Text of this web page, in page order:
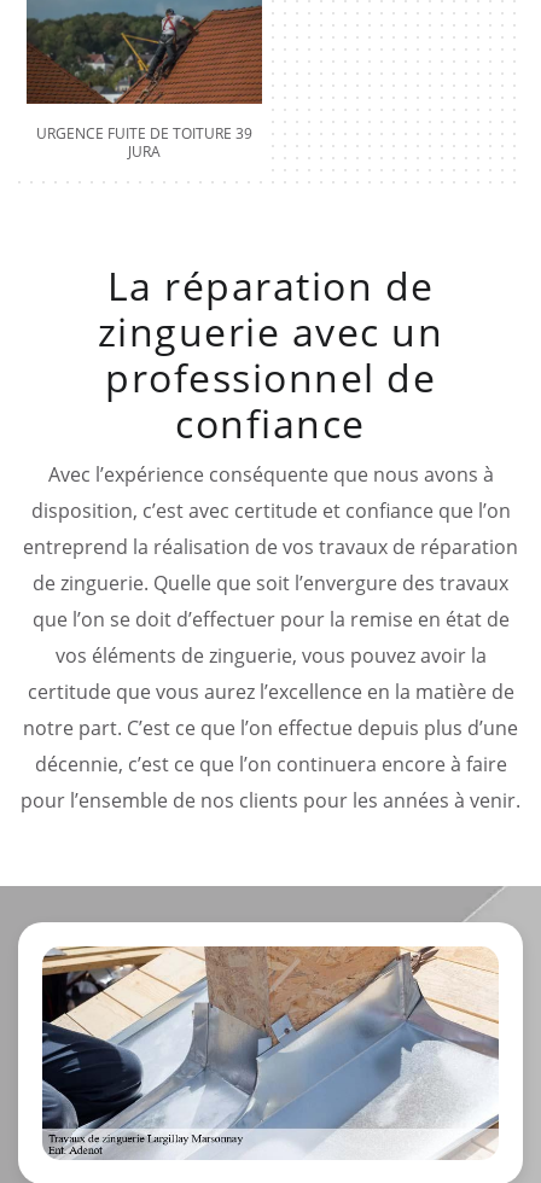
URGENCE FUITE DE TOITURE 39
JURA
La réparation de
zinguerie avec un
professionnel de
confiance
Avec l’expérience conséquente que nous avons à
disposition, c’est avec certitude et confiance que l’on
entreprend la réalisation de vos travaux de réparation
de zinguerie. Quelle que soit l’envergure des travaux
que l’on se doit d’effectuer pour la remise en état de
vos éléments de zinguerie, vous pouvez avoir la
certitude que vous aurez l’excellence en la matière de
notre part. C’est ce que l’on effectue depuis plus d’une
décennie, c’est ce que l’on continuera encore à faire
pour l’ensemble de nos clients pour les années à venir.